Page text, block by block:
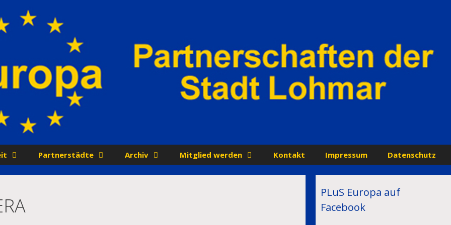
Partnerstädte Archiv Mitglied werden Kontakt Impressum Datenschutz
PLuS Europa auf
Facebook